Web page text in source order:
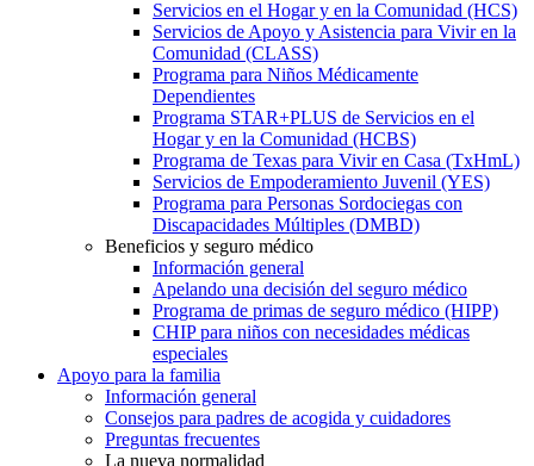
Servicios en el Hogar y en la Comunidad (HCS)
Servicios de Apoyo y Asistencia para Vivir en la
Comunidad (CLASS)
Programa para Niños Médicamente
Dependientes
Programa STAR+PLUS de Servicios en el
Hogar y en la Comunidad (HCBS)
Programa de Texas para Vivir en Casa (TxHmL)
Servicios de Empoderamiento Juvenil (YES)
Programa para Personas Sordociegas con
Discapacidades Múltiples (DMBD)
Beneficios y seguro médico
Información general
Apelando una decisión del seguro médico
Programa de primas de seguro médico (HIPP)
CHIP para niños con necesidades médicas
especiales
Apoyo para la familia
Información general
Consejos para padres de acogida y cuidadores
Preguntas frecuentes
La nueva normalidad